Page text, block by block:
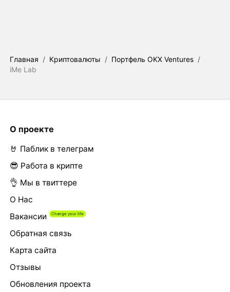
Главная / Криптовалюты / Портфель OKX Ventures /
iMe Lab
О проекте
🤘 Паблик в телеграм
😎 Работа в крипте
👌 Мы в твиттере
О Нас
Вакансии
Обратная связь
Карта сайта
Отзывы
Обновления проекта